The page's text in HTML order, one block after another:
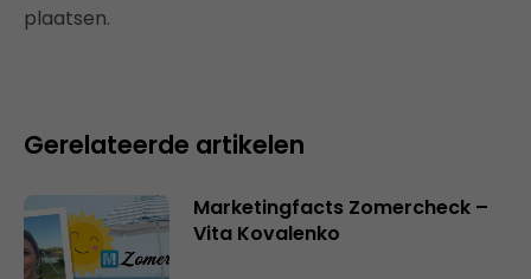
plaatsen.
Gerelateerde artikelen
Marketingfacts Zomercheck –
Vita Kovalenko